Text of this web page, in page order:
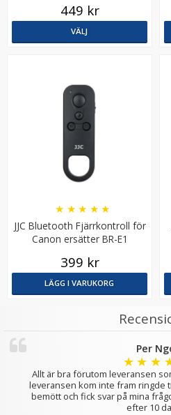
449 kr
VÄLJ
JJC Bluetooth Fjärrkontroll för
Canon ersätter BR-E1
★ ★ ★ ★ ★
399 kr
LÄGG I VARUKORG
Per
★ ★ ★
Allt är bra förutom leveransen
leveransen kom inte fram ringde
bemött och fick svar på mina
efter 10